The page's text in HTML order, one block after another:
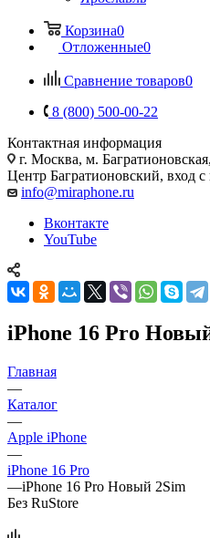
Корзина0
Отложенные0
Сравнение товаров0
8 (800) 500-00-22
Контактная информация
г. Москва, м.
Центр Багратионовский, вход
info@miraphone.ru
Вконтакте
YouTube
iPhone 16 Pro
Главная
—
Каталог
—
Apple iPhone
—
iPhone 16 Pro
—iPhone 16 Pro Новый 2Sim
Без RuStore